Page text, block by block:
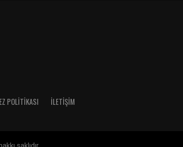
POLITIKASI İLETIŞIM